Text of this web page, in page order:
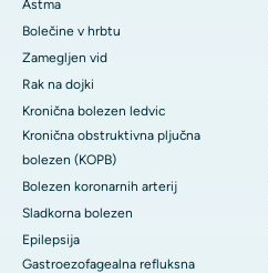
Astma
Bolečine v hrbtu
Zamegljen vid
Rak na dojki
Kronična bolezen ledvic
Kronična obstruktivna pljučna
bolezen (KOPB)
Bolezen koronarnih arterij
Sladkorna bolezen
Epilepsija
Gastroezofagealna refluksna